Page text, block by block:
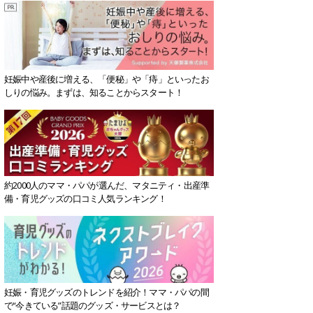
妊娠中や産後に増える、「便秘」や「痔」といったお
しりの悩み。まずは、知ることからスタート！
約2000人のママ・パパが選んだ、マタニティ・出産準
備・育児グッズの口コミ人気ランキング！
妊娠・育児グッズのトレンドを紹介！ママ・パパの間
で“今きている”話題のグッズ・サービスとは？